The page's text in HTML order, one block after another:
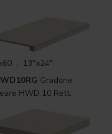
. 13"x24"
Gradone
HWD 10 Rett.